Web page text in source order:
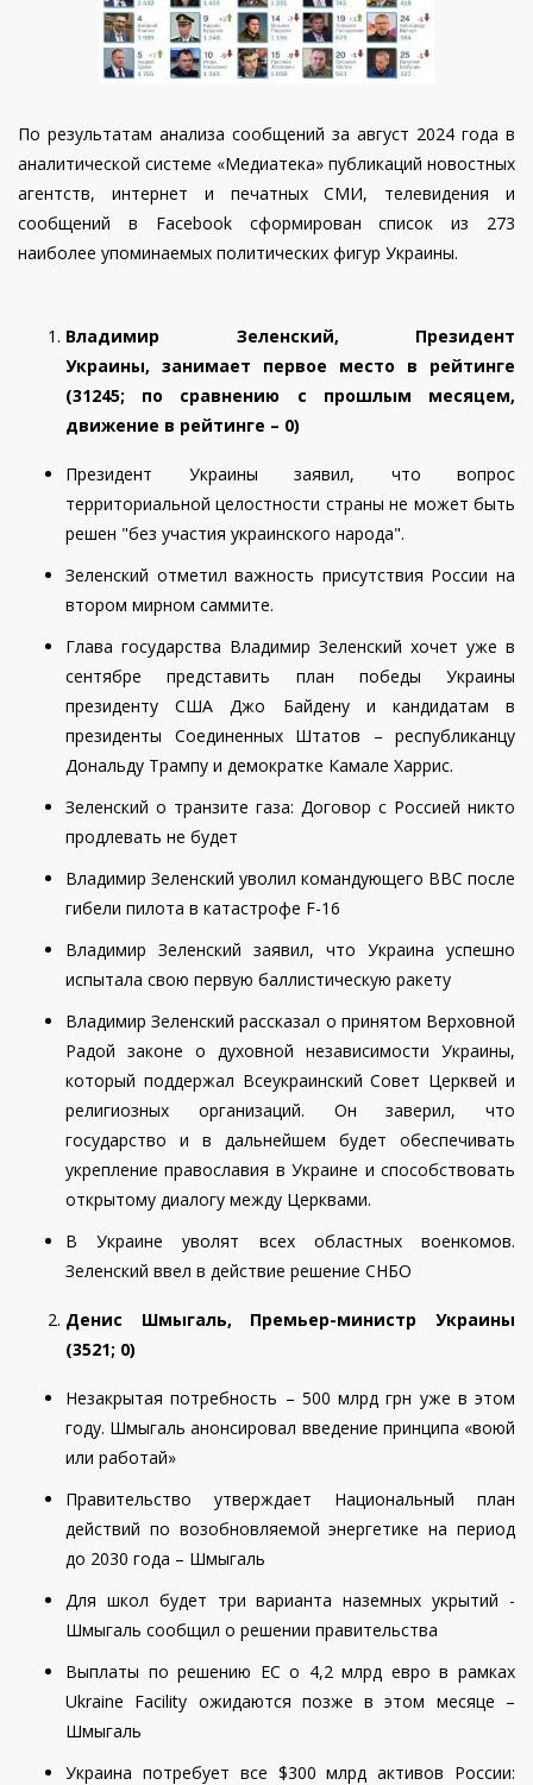
По результатам анализа сообщений за август 2024 года в
аналитической системе «Медиатека» публикаций новостных
агентств, интернет и печатных СМИ, телевидения и
сообщений в Facebook сформирован список из 273
наиболее упоминаемых политических фигур Украины.
Владимир Зеленский, Президент
Украины, занимает первое место в рейтинге
(31245; по сравнению с прошлым месяцем,
движение в рейтинге – 0)
Президент Украины заявил, что вопрос
территориальной целостности страны не может быть
решен "без участия украинского народа".
Зеленский отметил важность присутствия России на
втором мирном саммите.
Глава государства Владимир Зеленский хочет уже в
сентябре представить план победы Украины
президенту США Джо Байдену и кандидатам в
президенты Соединенных Штатов – республиканцу
Дональду Трампу и демократке Камале Харрис.
Зеленский о транзите газа: Договор с Россией никто
продлевать не будет
Владимир Зеленский уволил командующего ВВС после
гибели пилота в катастрофе F-16
Владимир Зеленский заявил, что Украина успешно
испытала свою первую баллистическую ракету
Владимир Зеленский рассказал о принятом Верховной
Радой законе о духовной независимости Украины,
который поддержал Всеукраинский Совет Церквей и
религиозных организаций. Он заверил, что
государство и в дальнейшем будет обеспечивать
укрепление православия в Украине и способствовать
открытому диалогу между Церквами.
В Украине уволят всех областных военкомов.
Зеленский ввел в действие решение СНБО
Денис Шмыгаль, Премьер-министр Украины
(3521; 0)
Незакрытая потребность – 500 млрд грн уже в этом
году. Шмыгаль анонсировал введение принципа «воюй
или работай»
Правительство утверждает Национальный план
действий по возобновляемой энергетике на период
до 2030 года – Шмыгаль
Для школ будет три варианта наземных укрытий -
Шмыгаль сообщил о решении правительства
Выплаты по решению ЕС о 4,2 млрд евро в рамках
Ukraine Facility ожидаются позже в этом месяце –
Шмыгаль
Украина потребует все $300 млрд активов России: